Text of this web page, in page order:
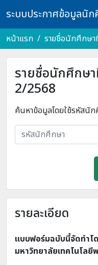
ระบบประกาศข้อมูลนั
หน้าแรก
รายชื่อนักศึกษา
รายชื่อนักศึกษ
2/2568
ค้นหาข้อมูลโดยใช้รหัสนั
รายละเอียด
แบบฟอร์มฉบับนี้จัดทำโ
มหาวิทยาลัยเทคโนโลยี